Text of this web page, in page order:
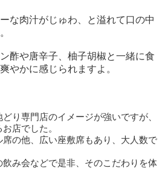
な肉汁がじゅわ、と溢れて口の中
酢や唐辛子、柚子胡椒と一緒に食
やかに感じられますよ。
どり専門店のイメージが強いですが、
店でした。
の他、広い座敷席もあり、大人数で
み会などで是非、そのこだわりを体